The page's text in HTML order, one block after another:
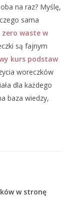
na raz? Myślę,
sama
waste w
są fajnym
kurs podstaw
woreczków
dla każdego
baza wiedzy,
w stronę